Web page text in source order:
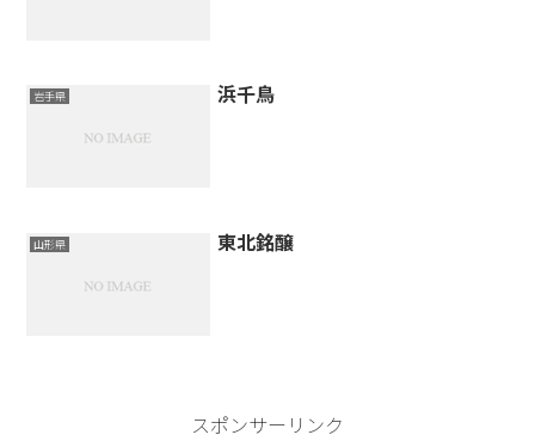
岩手県 浜千鳥
山形県 東北銘醸
スポンサーリンク